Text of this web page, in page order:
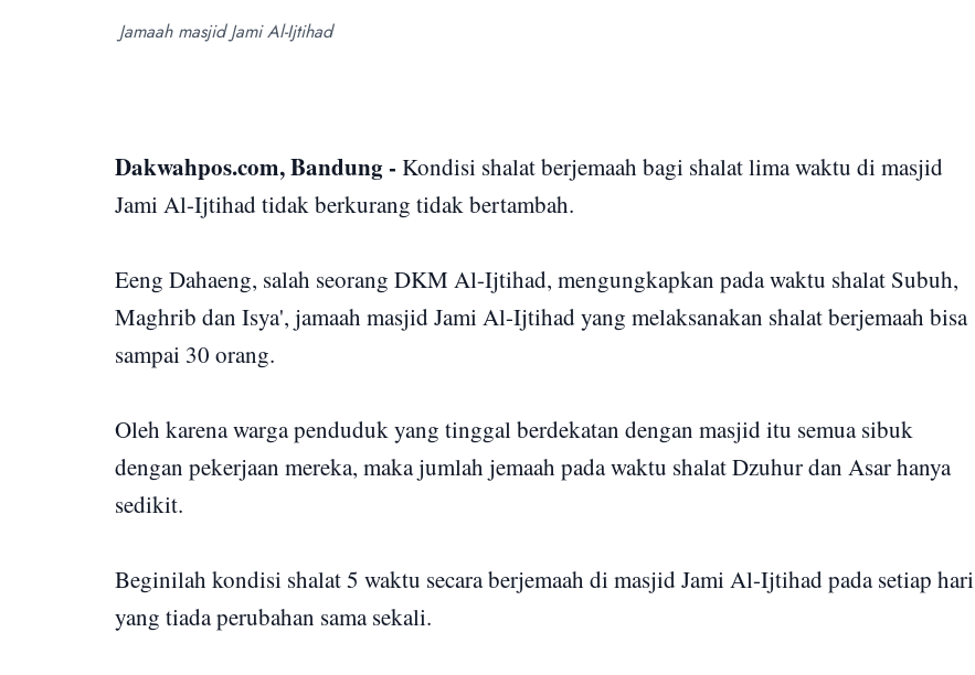
Jamaah masjid Jami Al-Ijtihad
Dakwahpos.com, Bandung - Kondisi shalat berjemaah bagi shalat lima waktu di masjid
Jami Al-Ijtihad tidak berkurang tidak bertambah.
Eeng Dahaeng, salah seorang DKM Al-Ijtihad, mengungkapkan pada waktu shalat Subuh,
Maghrib dan Isya', jamaah masjid Jami Al-Ijtihad yang melaksanakan shalat berjemaah bisa
sampai 30 orang.
Oleh karena warga penduduk yang tinggal berdekatan dengan masjid itu semua sibuk
dengan pekerjaan mereka, maka jumlah jemaah pada waktu shalat Dzuhur dan Asar hanya
sedikit.
Beginilah kondisi shalat 5 waktu secara berjemaah di masjid Jami Al-Ijtihad pada setiap hari
yang tiada perubahan sama sekali.